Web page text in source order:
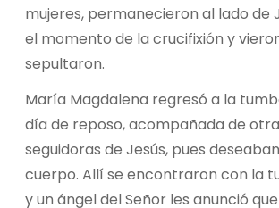
mujeres, permanecieron al lado de
el momento de la crucifixión y
sepultaron.
María Magdalena regresó a la
día de reposo, acompañada de
seguidoras de Jesús, pues
cuerpo. Allí se encontraron con la
y un ángel del Señor les anunció